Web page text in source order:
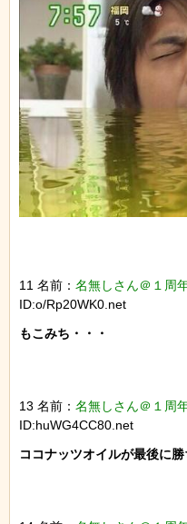
11 名前： 名無しさん＠１周
ID:o/Rp20WK0.net
もこみち・・・
13 名前： 名無しさん＠１周
ID:huWG4CC80.net
ココナッツオイルが最後に